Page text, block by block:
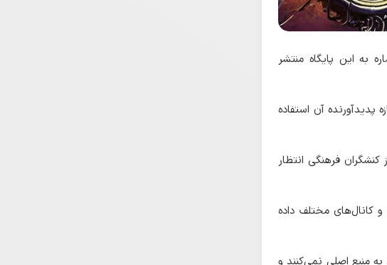
به این پایگاه منتشر
پدیدآورنده آن استفاده
فرهنگی انتظار
و کانال‌های مختلف داده